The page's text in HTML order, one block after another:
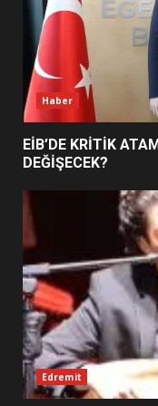
7
Haber
EİB’DE KRİTİK
DEĞİŞECEK?
Edremit